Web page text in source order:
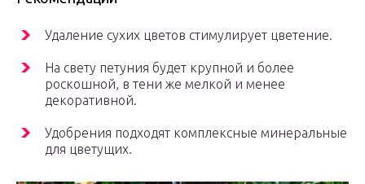
Удаление сухих цветов стимулирует цветение.
На свету петуния будет крупной и более
роскошной, в тени же мелкой и менее
декоративной.
Удобрения подходят комплексные минеральные
для цветущих.